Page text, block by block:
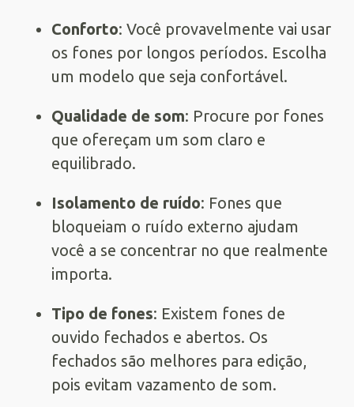
Conforto: Você provavelmente vai usar
os fones por longos períodos. Escolha
um modelo que seja confortável.
Qualidade de som: Procure por fones
que ofereçam um som claro e
equilibrado.
Isolamento de ruído: Fones que
bloqueiam o ruído externo ajudam
você a se concentrar no que realmente
importa.
Tipo de fones: Existem fones de
ouvido fechados e abertos. Os
fechados são melhores para edição,
pois evitam vazamento de som.